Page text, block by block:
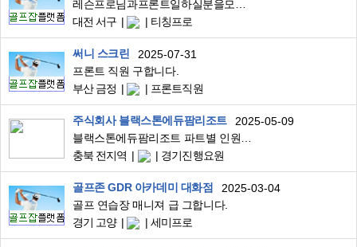
대전 서구
티칭프로
써니 스크린
2025-07-31
프론트 직원 구합니다.
부산 금정
프론트직원
주식회사 블랙스톤에듀팜리조트
2025-05-09
충북 전지역
경기진행요원
골프존 GDR 아카데미 대화점
2025-03-04
골프 연습장 매니져 급 그합니다.
경기 고양
세미프로